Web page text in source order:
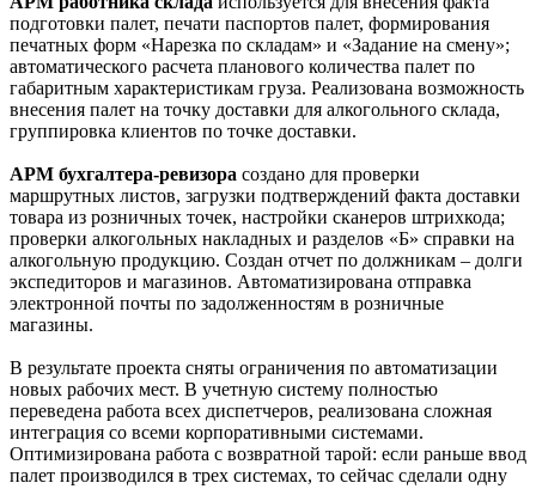
подготовки палет, печати паспортов палет, формирования
печатных форм «Нарезка по складам» и «Задание на смену»;
автоматического расчета планового количества палет по
габаритным характеристикам груза. Реализована возможность
внесения палет на точку доставки для алкогольного склада,
группировка клиентов по точке доставки.
АРМ бухгалтера-ревизора создано для проверки
маршрутных листов, загрузки подтверждений факта доставки
товара из розничных точек, настройки сканеров штрихкода;
проверки алкогольных накладных и разделов «Б» справки на
алкогольную продукцию. Создан отчет по должникам – долги
экспедиторов и магазинов. Автоматизирована отправка
электронной почты по задолженностям в розничные
магазины.
В результате проекта сняты ограничения по автоматизации
новых рабочих мест. В учетную систему полностью
переведена работа всех диспетчеров, реализована сложная
интеграция со всеми корпоративными системами.
Оптимизирована работа с возвратной тарой: если раньше ввод
палет производился в трех системах, то сейчас сделали одну